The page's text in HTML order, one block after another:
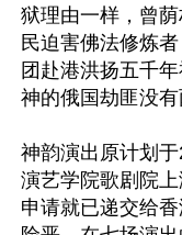
狱理由一样，曾
民迫害佛法修炼
团赴港洪扬五千
神的俄国劫匪没有
神韵演出原计划
演艺学院歌剧院
申请就已递交给